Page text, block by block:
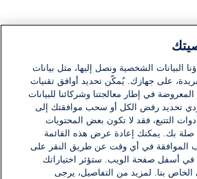
البيانات الشخصية ونصل إليها، مثل بيانات
على جهازك. يُمكّن تحديد أوافق تقنيات
في إطار معالجتنا وشركائنا للبيانات
تحديد رفض الكل أو سحب موافقتك إلى
التتبع، فقد لا تكون بعض المحتويات
ذا صلة بك. يمكنك إعادة عرض هذه القائمة
الموافقة في أي وقت عن طريق النقر على
في أسفل صفحة الويب. ستؤثر اختياراتك
الخاص بنا. لمزيد من التفاصيل، يرجى